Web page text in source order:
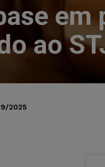
em
ao
2025